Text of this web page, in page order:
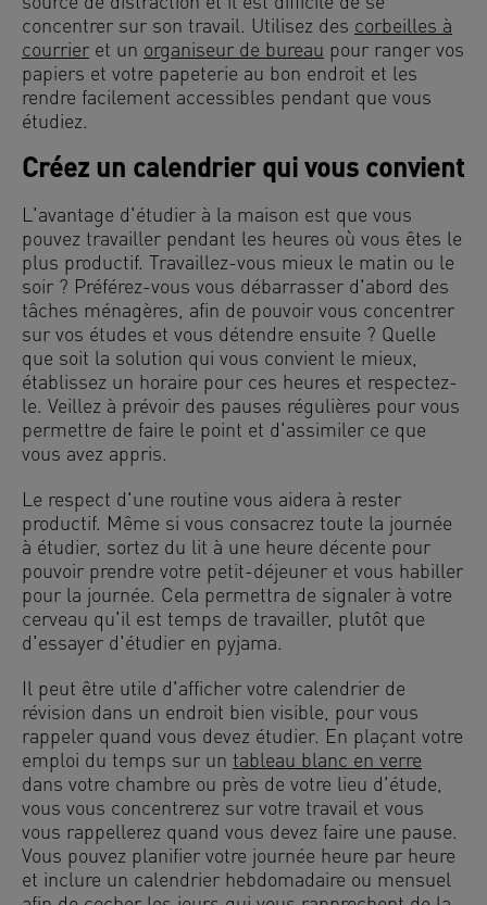
concentrer sur son travail. Utilisez des corbeilles à
courrier et un organiseur de bureau pour ranger vos
papiers et votre papeterie au bon endroit et les
rendre facilement accessibles pendant que vous
étudiez.
Créez un calendrier qui vous convient
L'avantage d'étudier à la maison est que vous
pouvez travailler pendant les heures où vous êtes le
plus productif. Travaillez-vous mieux le matin ou le
soir ? Préférez-vous vous débarrasser d'abord des
tâches ménagères, afin de pouvoir vous concentrer
sur vos études et vous détendre ensuite ? Quelle
que soit la solution qui vous convient le mieux,
établissez un horaire pour ces heures et respectez-
le. Veillez à prévoir des pauses régulières pour vous
permettre de faire le point et d'assimiler ce que
vous avez appris.
Le respect d'une routine vous aidera à rester
productif. Même si vous consacrez toute la journée
à étudier, sortez du lit à une heure décente pour
pouvoir prendre votre petit-déjeuner et vous habiller
pour la journée. Cela permettra de signaler à votre
cerveau qu'il est temps de travailler, plutôt que
d'essayer d'étudier en pyjama.
Il peut être utile d'afficher votre calendrier de
révision dans un endroit bien visible, pour vous
rappeler quand vous devez étudier. En plaçant votre
emploi du temps sur un tableau blanc en verre
dans votre chambre ou près de votre lieu d'étude,
vous vous concentrerez sur votre travail et vous
vous rappellerez quand vous devez faire une pause.
Vous pouvez planifier votre journée heure par heure
et inclure un calendrier hebdomadaire ou mensuel